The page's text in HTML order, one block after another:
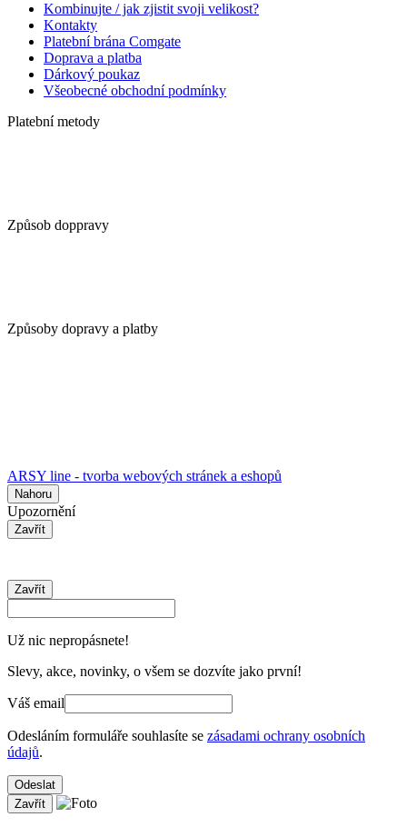
Kombinujte / jak zjistit svoji velikost?
Kontakty
Platební brána Comgate
Doprava a platba
Dárkový poukaz
Všeobecné obchodní podmínky
Platební metody
Způsob doppravy
Způsoby dopravy a platby
ARSY line - tvorba webových stránek a eshopů
Nahoru
Upozornění
Zavřít
Zavřít
Už nic nepropásnete!
Slevy, akce, novinky, o všem se dozvíte jako první!
Váš email
Odesláním formuláře souhlasíte se zásadami ochrany osobních
údajů.
Odeslat
Zavřít